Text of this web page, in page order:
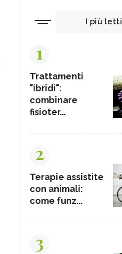
I più letti
1
Trattamenti
"ibridi":
combinare
fisioter...
2
Terapie assistite
con animali:
come funz...
3